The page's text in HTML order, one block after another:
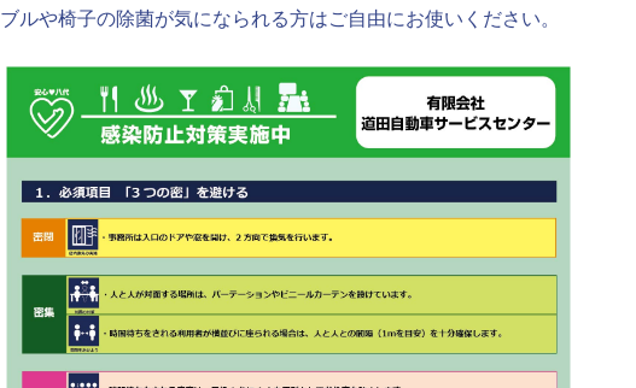
ブルや椅子の除菌が気になられる方はご自由にお使いください。